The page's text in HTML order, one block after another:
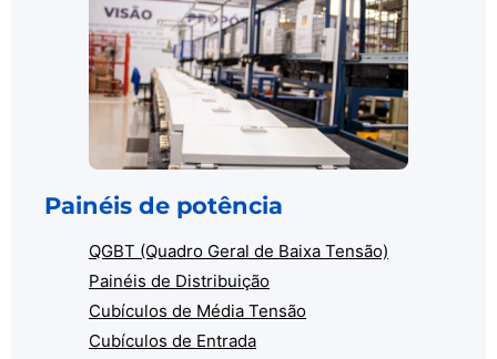
Painéis de potência
QGBT (Quadro Geral de Baixa Tensão)
Painéis de Distribuição
Cubículos de Média Tensão
Cubículos de Entrada